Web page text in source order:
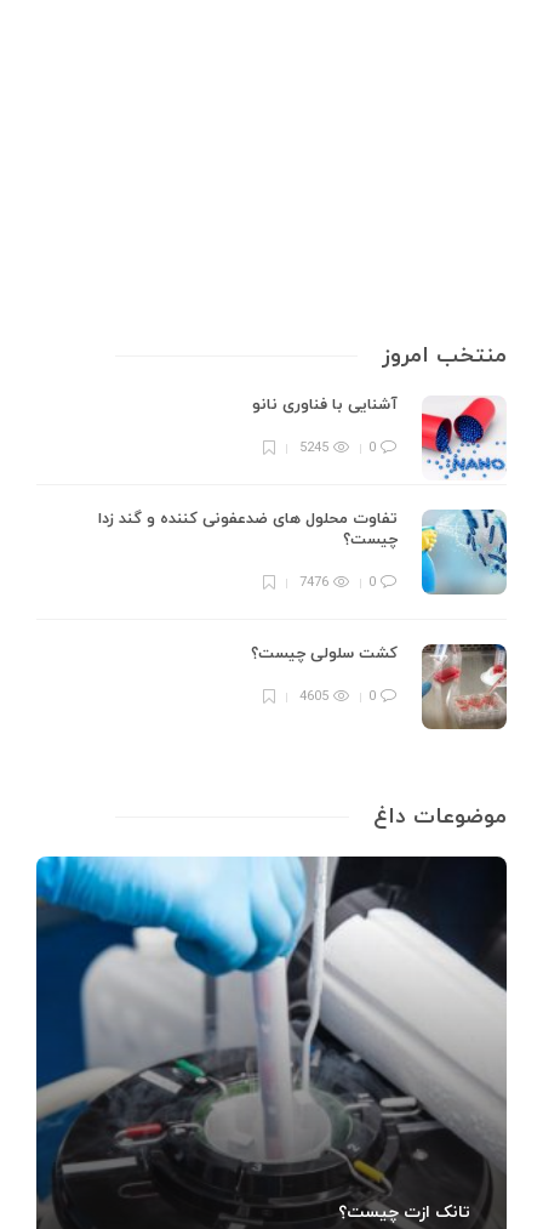
منتخب امروز
آشنایی با فناوری نانو
0
5245
تفاوت محلول های ضدعفونی کننده و گند زدا
چیست؟
0
7476
کشت سلولی چیست؟
0
4605
موضوعات داغ
تانک ازت چیست؟